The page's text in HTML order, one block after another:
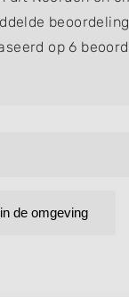
op 6
de omgeving